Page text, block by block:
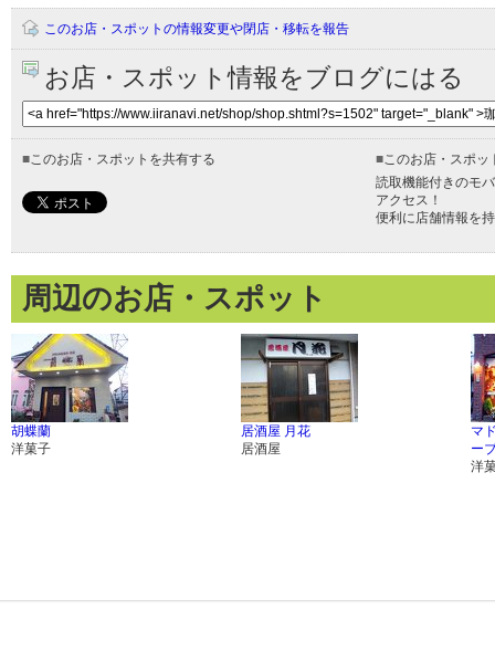
このお店・スポットの情報変更や閉店・移転を報告
お店・スポット情報をブログにはる
■このお店・スポットを共有する ■このお店・スポッ
読取機能付きのモ
アクセス！
便利に店舗情報を
周辺のお店・スポット
胡蝶蘭
洋菓子
居酒屋 月花
居酒屋
マ
ー
洋